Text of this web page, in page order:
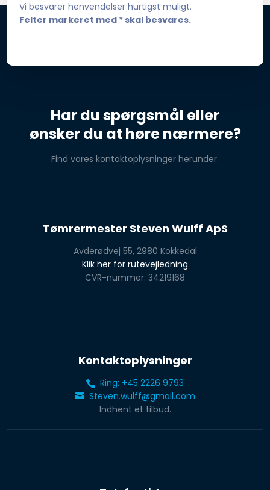
Vi besvarer henvendelser hurtigst muligt.
Felter markeret med * skal besvares.
Har du spørgsmål eller
​ønsker du at høre nærmere?
Find vores kontaktoplysninger herunder.
Tømrermester Steven Wulff ApS
Avderødvej 55, 2980 Kokkedal
Klik her for rutevejledning
CVR-nummer: 34219168
Kontaktoplysninger
Ring: +45 2226 9793
Steven.wulff@gmail.com
Indhent et tilbud.